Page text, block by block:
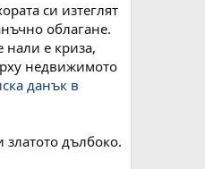
си изтеглят
облагане.
нали е криза,
недвижимото
данък в
дълбоко.